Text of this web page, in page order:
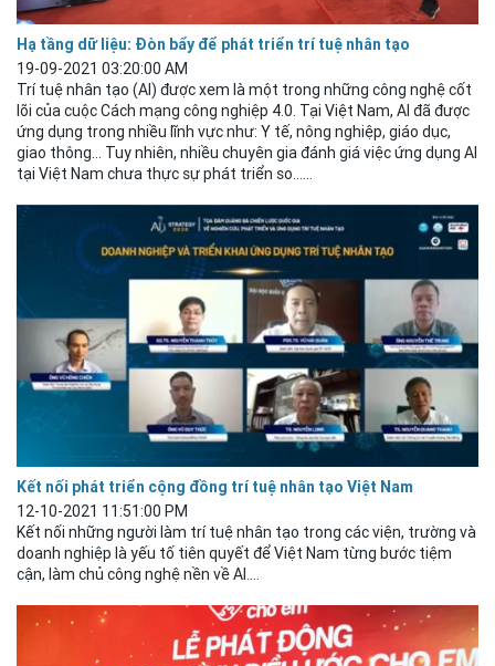
Hạ tầng dữ liệu: Đòn bẩy để phát triển trí tuệ nhân tạo
19-09-2021 03:20:00 AM
Trí tuệ nhân tạo (AI) được xem là một trong những công nghệ cốt
lõi của cuộc Cách mạng công nghiệp 4.0. Tại Việt Nam, AI đã được
ứng dụng trong nhiều lĩnh vực như: Y tế, nông nghiệp, giáo dục,
giao thông... Tuy nhiên, nhiều chuyên gia đánh giá việc ứng dụng AI
tại Việt Nam chưa thực sự phát triển so......
Kết nối phát triển cộng đồng trí tuệ nhân tạo Việt Nam
12-10-2021 11:51:00 PM
Kết nối những người làm trí tuệ nhân tạo trong các viện, trường và
doanh nghiệp là yếu tố tiên quyết để Việt Nam từng bước tiệm
cận, làm chủ công nghệ nền về AI....